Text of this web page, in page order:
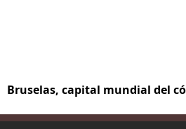
Bruselas, capital mundial del